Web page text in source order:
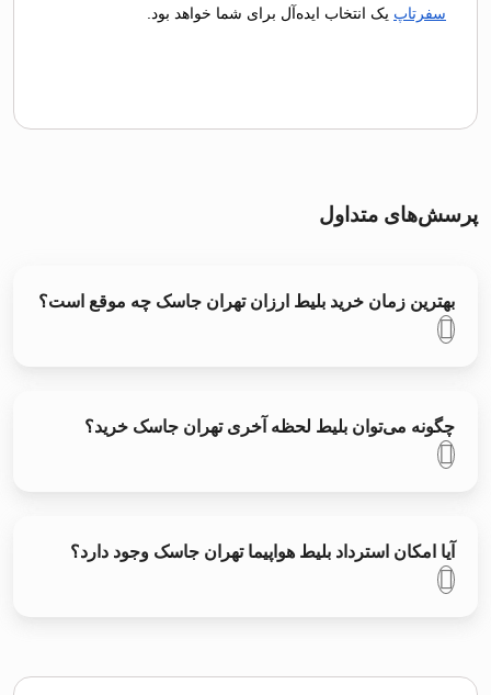
سفرتاپ یک انتخاب ایده‌آل برای شما خواهد بود.
پرسش‌های متداول
بهترین زمان خرید بلیط ارزان تهران جاسک چه موقع است؟
چگونه می‌توان بلیط لحظه آخری تهران جاسک خرید؟
آیا امکان استرداد بلیط هواپیما تهران جاسک وجود دارد؟